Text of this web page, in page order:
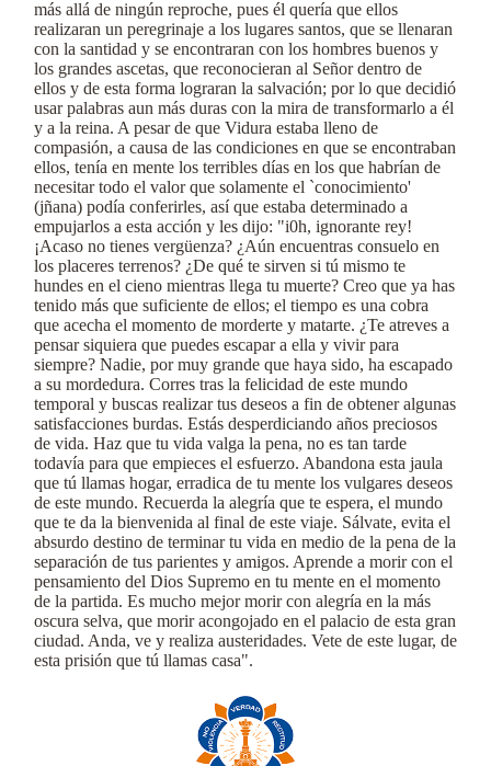
más allá de ningún reproche, pues él quería que ellos
realizaran un peregrinaje a los lugares santos, que se llenaran
con la santidad y se encontraran con los hombres buenos y
los grandes ascetas, que reconocieran al Señor dentro de
ellos y de esta forma lograran la salvación; por lo que decidió
usar palabras aun más duras con la mira de transformarlo a él
y a la reina. A pesar de que Vidura estaba lleno de
compasión, a causa de las condiciones en que se encontraban
ellos, tenía en mente los terribles días en los que habrían de
necesitar todo el valor que solamente el `conocimiento'
(jñana) podía conferirles, así que estaba determinado a
empujarlos a esta acción y les dijo: "i0h, ignorante rey!
¡Acaso no tienes vergüenza? ¿Aún encuentras consuelo en
los placeres terrenos? ¿De qué te sirven si tú mismo te
hundes en el cieno mientras llega tu muerte? Creo que ya has
tenido más que suficiente de ellos; el tiempo es una cobra
que acecha el momento de morderte y matarte. ¿Te atreves a
pensar siquiera que puedes escapar a ella y vivir para
siempre? Nadie, por muy grande que haya sido, ha escapado
a su mordedura. Corres tras la felicidad de este mundo
temporal y buscas realizar tus deseos a fin de obtener algunas
satisfacciones burdas. Estás desperdiciando años preciosos
de vida. Haz que tu vida valga la pena, no es tan tarde
todavía para que empieces el esfuerzo. Abandona esta jaula
que tú llamas hogar, erradica de tu mente los vulgares deseos
de este mundo. Recuerda la alegría que te espera, el mundo
que te da la bienvenida al final de este viaje. Sálvate, evita el
absurdo destino de terminar tu vida en medio de la pena de la
separación de tus parientes y amigos. Aprende a morir con el
pensamiento del Dios Supremo en tu mente en el momento
de la partida. Es mucho mejor morir con alegría en la más
oscura selva, que morir acongojado en el palacio de esta gran
ciudad. Anda, ve y realiza austeridades. Vete de este lugar, de
esta prisión que tú llamas casa".